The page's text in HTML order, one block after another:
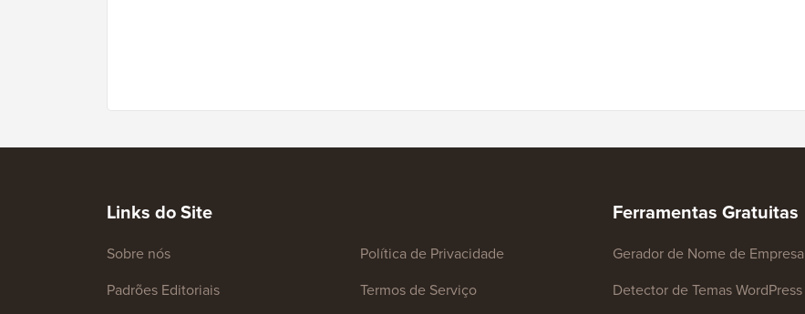
Links do Site
Sobre nós
Padrões Editoriais
Política de Privacidade
Termos de Serviço
Ferramentas Gratuitas
Gerador de Nome de Empresa
Detector de Temas WordPress